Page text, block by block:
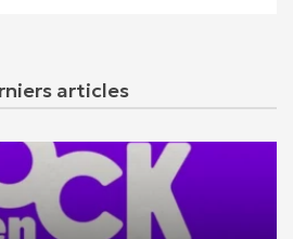
articles